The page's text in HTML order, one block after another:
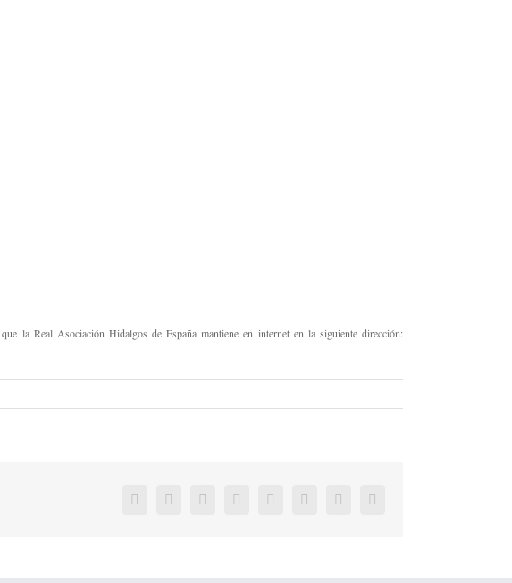
la Real Asociación Hidalgos de España mantiene en internet en la siguiente dirección:
FacebookTwitter LinkedInReddit Tumblr Pinterest